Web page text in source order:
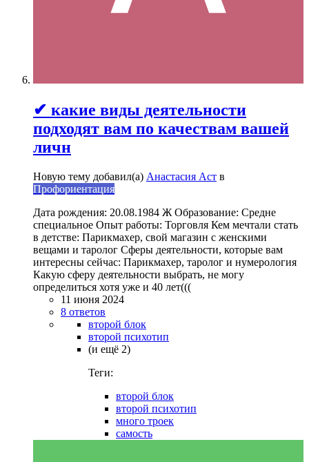
✔ какие виды деятельности
подходят вам по качествам вашей
личн
Новую тему добавил(а) Анастасия Аст в
Профориентация
Дата рождения: 20.08.1984 Ж Образование: Средне
специальное Опыт работы: Торговля Кем мечтали стать
в детстве: Парикмахер, свой магазин с женскими
вещами и таролог Сферы деятельности, которые вам
интересны сейчас: Парикмахер, таролог и нумерология
Какую сферу деятельности выбрать, не могу
определиться хотя уже и 40 лет(((
11 июня 2024
8 ответов
второй блок
второй психотип
(и ещё 2)
Теги:
второй блок
второй психотип
много троек
самость